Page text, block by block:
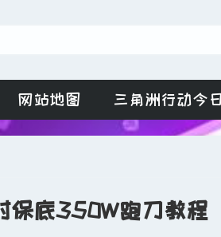
网站地图 三角洲行动今
保底350W跑刀教程